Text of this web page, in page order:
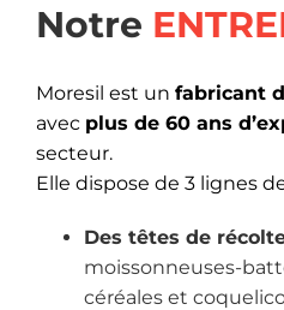
Notre
Moresil est un fabricant
avec plus de 60 ans
secteur.
Elle dispose de 3 lignes
Des têtes de
moissonneuses-
céréales et